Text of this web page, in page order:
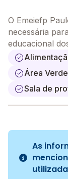
O Emeiefp
necessária
educacional
Área Verde
Sala de
As